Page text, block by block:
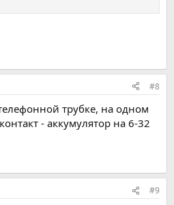
#8
трубке, на одном
- аккумулятор на 6-32
#9